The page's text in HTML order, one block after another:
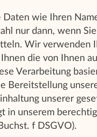
wie Ihren
nur dann, wenn
Wir verwenden
die von Ihnen
Verarbeitung
Bereitstellung
unserer
in unserem
f DSGVO).